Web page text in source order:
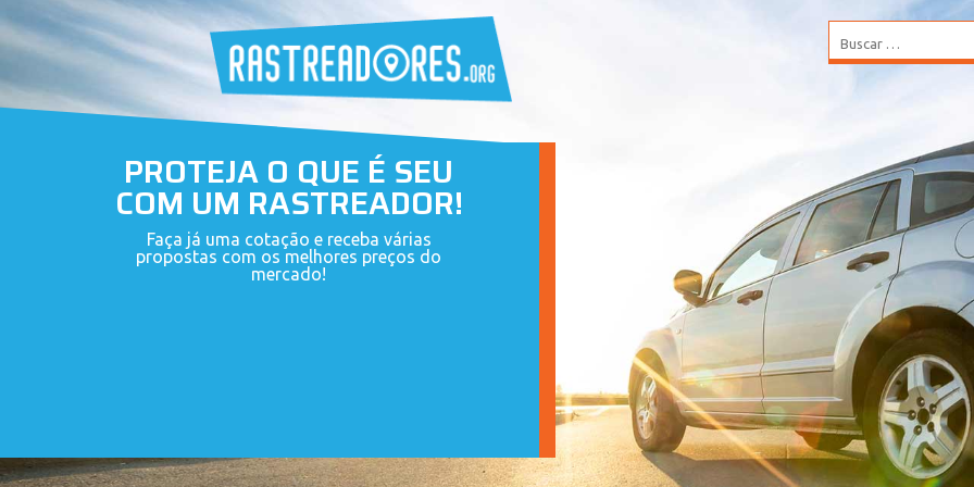
PROTEJA O QUE É SEU
COM UM RASTREADOR!
Faça já uma cotação e receba várias
propostas com os melhores preços do
mercado!